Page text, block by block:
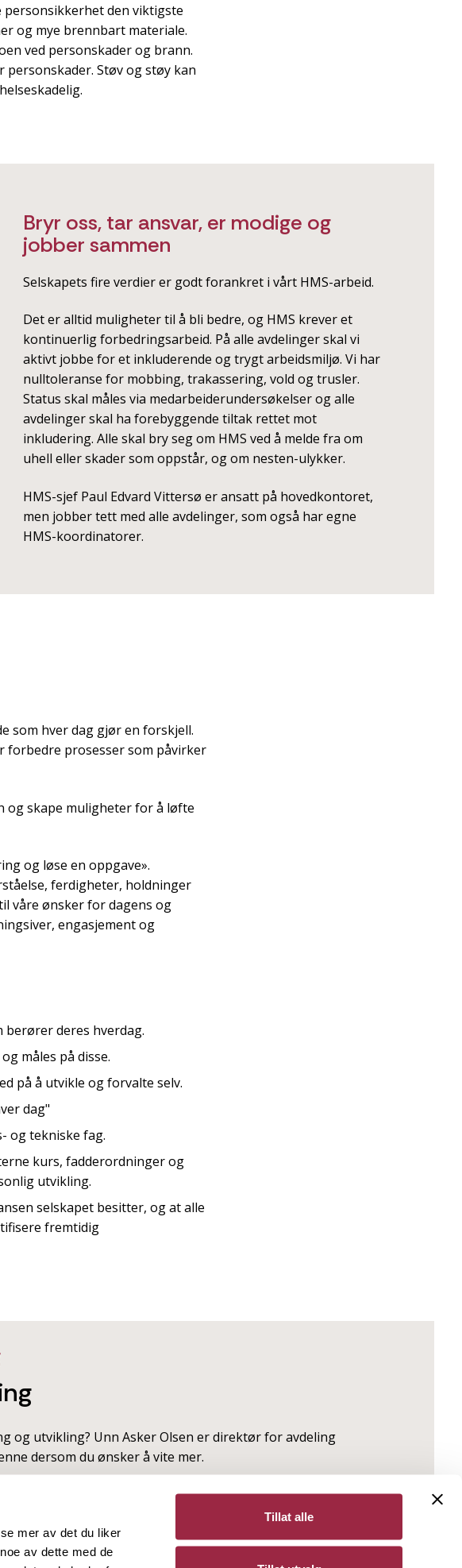
mer av det du liker
av dette med de
Tillat alle
personsikkerhet den viktigste
og mye brennbart materiale.
ved personskader og brann.
Støv og støy kan
Bryr oss, tar ansvar, er modige og
jobber sammen
Selskapets fire verdier er godt forankret i vårt HMS-arbeid.
Det er alltid muligheter til å bli bedre, og HMS krever et
kontinuerlig forbedringsarbeid. På alle avdelinger skal vi
aktivt jobbe for et inkluderende og trygt arbeidsmiljø. Vi har
nulltoleranse for mobbing, trakassering, vold og trusler.
Status skal måles via medarbeiderundersøkelser og alle
avdelinger skal ha forebyggende tiltak rettet mot
inkludering. Alle skal bry seg om HMS ved å melde fra om
uhell eller skader som oppstår, og om nesten-ulykker.
HMS-sjef Paul Edvard Vittersø er ansatt på hovedkontoret,
men jobber tett med alle avdelinger, som også har egne
HMS-koordinatorer.
som hver dag gjør en forskjell.
forbedre prosesser som påvirker
skape muligheter for å løfte
og løse en oppgave».
ferdigheter, holdninger
våre ønsker for dagens og
engasjement og
deres hverdag.
måles på disse.
på å utvikle og forvalte selv.
dag"
og tekniske fag.
kurs, fadderordninger og
utvikling.
selskapet besitter, og at alle
fremtidig
og utvikling? Unn Asker Olsen er direktør for avdeling
dersom du ønsker å vite mer.